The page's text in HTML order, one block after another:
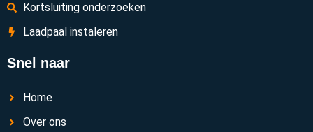
Kortsluiting onderzoeken
Laadpaal instaleren
Snel naar
Home
Over ons